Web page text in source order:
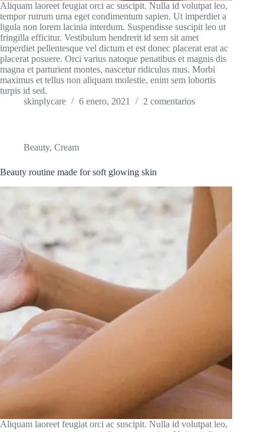
Aliquam laoreet feugiat orci ac suscipit. Nulla id volutpat leo,
tempor rutrum urna eget condimentum sapien. Ut imperdiet a
ligula non lorem lacinia interdum. Suspendisse suscipit leo ut
fringilla efficitur. Vestibulum hendrerit id sem sit amet
imperdiet pellentesque vel dictum et est donec placerat erat ac
placerat posuere. Orci varius natoque penatibus et magnis dis
magna et parturient montes, nascetur ridiculus mus. Morbi
maximus et tellus non aliquam molestie, enim sem lobortis
turpis id sed.
skinplycare
6 enero, 2021 2 comentarios
Beauty, Cream
Beauty routine made for soft glowing skin
Aliquam laoreet feugiat orci ac suscipit. Nulla id volutpat leo,